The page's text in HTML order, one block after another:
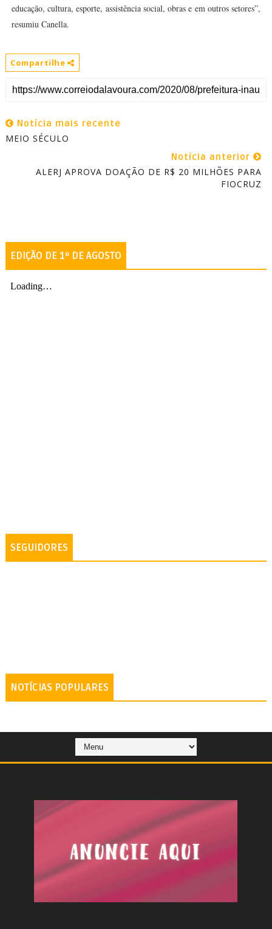
educação, cultura, esporte, assistência social, obras e em outros setores”,
resumiu Canella.
Compartilhe
Notícia mais recente
MEIO SÉCULO
Notícia anterior
ALERJ APROVA DOAÇÃO DE R$ 20 MILHÕES PARA
FIOCRUZ
EDIÇÃO DE 1º DE AGOSTO
SEGUIDORES
NOTÍCIAS POPULARES